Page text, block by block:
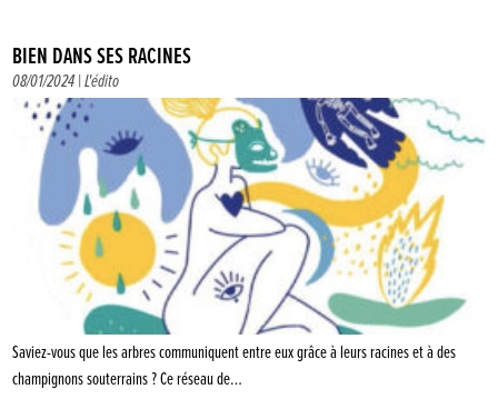
BIEN DANS SES RACINES
08/01/2024 |L'édito
Saviez-vous que les arbres communiquent entre eux grâce à leurs racines et à des
champignons souterrains ? Ce réseau de…